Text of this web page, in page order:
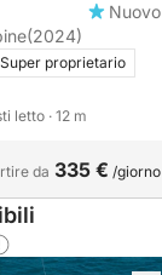
Nuovo
(2024)
Super proprietario
letto · 12 m
da 335 € /giorno